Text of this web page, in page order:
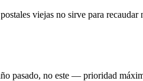
viejas no sirve para
pasado, no este — prioridad